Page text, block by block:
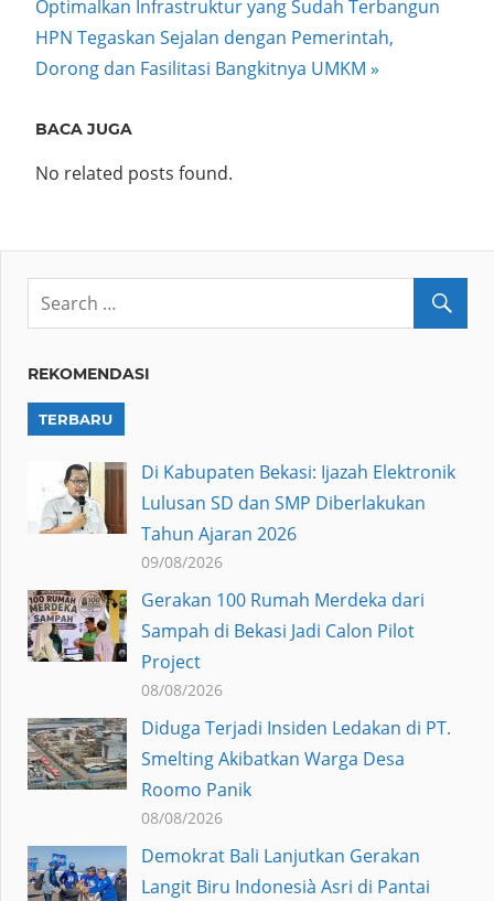
navigation
Post:
Optimalkan Infrastruktur yang Sudah Terbangun
Next
Post:
HPN Tegaskan Sejalan dengan Pemerintah,
Dorong dan Fasilitasi Bangkitnya UMKM
BACA JUGA
No related posts found.
REKOMENDASI
TERBARU
Di Kabupaten Bekasi: Ijazah Elektronik
Lulusan SD dan SMP Diberlakukan
Tahun Ajaran 2026
09/08/2026
Gerakan 100 Rumah Merdeka dari
Sampah di Bekasi Jadi Calon Pilot
Project
08/08/2026
Diduga Terjadi Insiden Ledakan di PT.
Smelting Akibatkan Warga Desa
Roomo Panik
08/08/2026
Demokrat Bali Lanjutkan Gerakan
Langit Biru Indonesià Asri di Pantai